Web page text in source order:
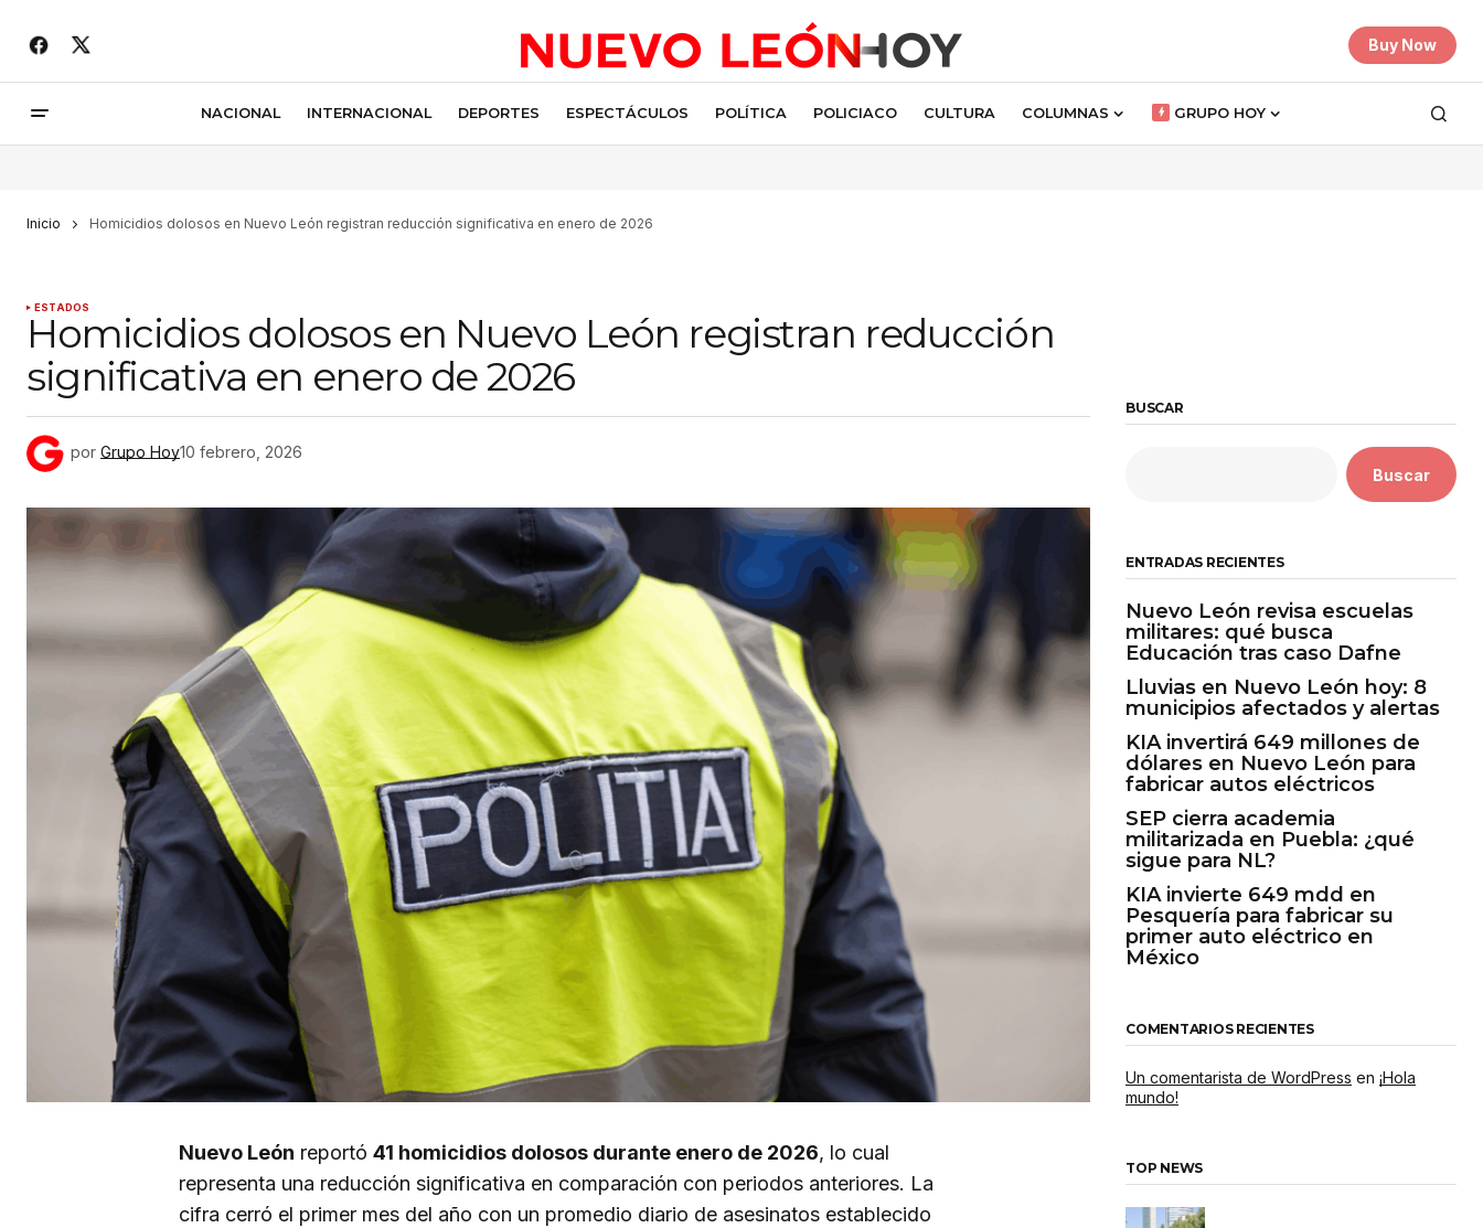
Buy Now
NACIONAL INTERNACIONAL DEPORTES ESPECTÁCULOS POLÍTICA POLICIACO CULTURA COLUMNAS GRUPO HOY
Inicio Homicidios dolosos en Nuevo León registran reducción significativa en enero de 2026
ESTADOS
Homicidios dolosos en Nuevo León registran reducción
significativa en enero de 2026
por Grupo Hoy10 febrero, 2026
Nuevo León reportó 41 homicidios dolosos durante enero de 2026, lo cual
representa una reducción significativa en comparación con periodos anteriores. La
cifra cerró el primer mes del año con un promedio diario de asesinatos establecido
BUSCAR
Buscar
ENTRADAS RECIENTES
Nuevo León revisa escuelas
militares: qué busca
Educación tras caso Dafne
Lluvias en Nuevo León hoy: 8
municipios afectados y alertas
KIA invertirá 649 millones de
dólares en Nuevo León para
fabricar autos eléctricos
SEP cierra academia
militarizada en Puebla: ¿qué
sigue para NL?
KIA invierte 649 mdd en
Pesquería para fabricar su
primer auto eléctrico en
México
COMENTARIOS RECIENTES
Un comentarista de WordPress en ¡Hola
mundo!
TOP NEWS